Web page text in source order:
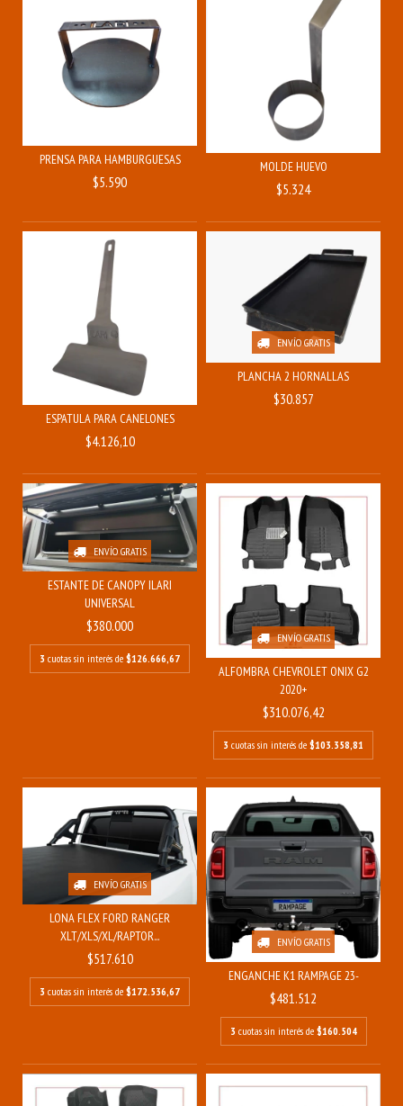
PRENSA PARA HAMBURGUESAS
$5.590
MOLDE HUEVO
$5.324
ESPATULA PARA CANELONES
$4.126,10
ENVÍO GRATIS
PLANCHA 2 HORNALLAS
$30.857
ENVÍO GRATIS
ESTANTE DE CANOPY ILARI
UNIVERSAL
$380.000
3 cuotas sin interés de $126.666,67
ENVÍO GRATIS
ALFOMBRA CHEVROLET ONIX G2
2020+
$310.076,42
3 cuotas sin interés de $103.358,81
ENVÍO GRATIS
LONA FLEX FORD RANGER
XLT/XLS/XL/RAPTOR...
$517.610
3 cuotas sin interés de $172.536,67
ENVÍO GRATIS
ENGANCHE K1 RAMPAGE 23-
$481.512
3 cuotas sin interés de $160.504